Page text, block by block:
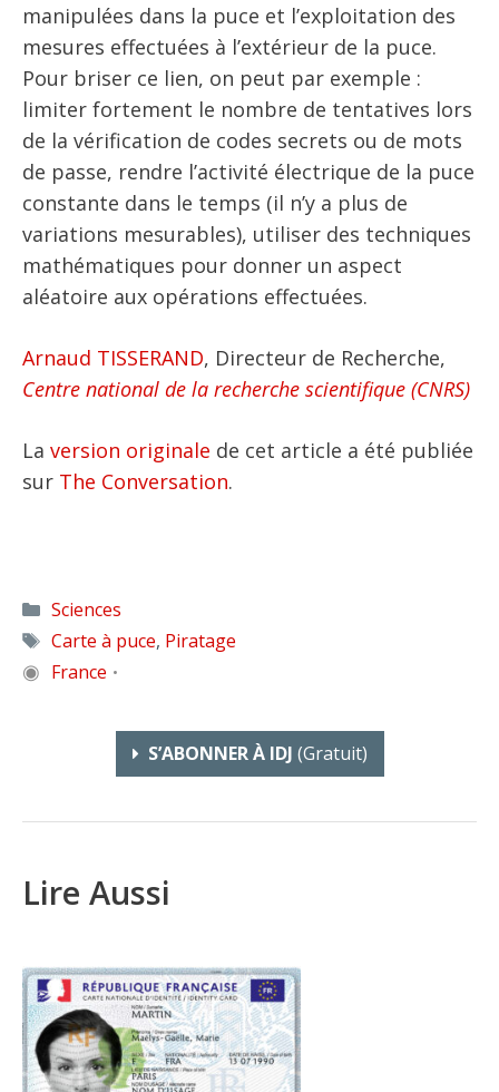
manipulées dans la puce et l’exploitation des
mesures effectuées à l’extérieur de la puce.
Pour briser ce lien, on peut par exemple :
limiter fortement le nombre de tentatives lors
de la vérification de codes secrets ou de mots
de passe, rendre l’activité électrique de la puce
constante dans le temps (il n’y a plus de
variations mesurables), utiliser des techniques
mathématiques pour donner un aspect
aléatoire aux opérations effectuées.
Arnaud TISSERAND, Directeur de Recherche,
Centre national de la recherche scientifique (CNRS)
La version originale de cet article a été publiée
sur The Conversation.
Catégories
Sciences
Étiquettes
Carte à puce, Piratage
◉ France •
S’ABONNER À IDJ (gratuit)
Lire Aussi